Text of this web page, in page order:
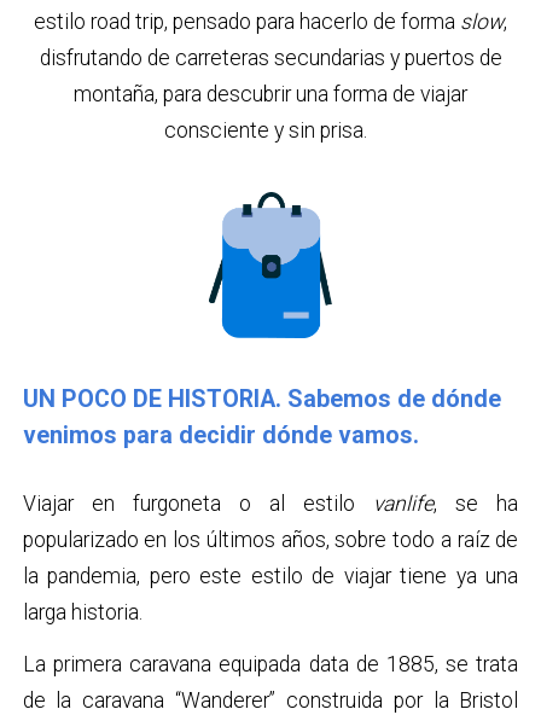
estilo road trip, pensado para hacerlo de forma slow,
disfrutando de carreteras secundarias y puertos de
montaña, para descubrir una forma de viajar
consciente y sin prisa.
UN POCO DE HISTORIA. Sabemos de dónde
venimos para decidir dónde vamos.
Viajar en furgoneta o al estilo vanlife, se ha
popularizado en los últimos años, sobre todo a raíz de
la pandemia, pero este estilo de viajar tiene ya una
larga historia.
La primera caravana equipada data de 1885, se trata
de la caravana “Wanderer” construida por la Bristol